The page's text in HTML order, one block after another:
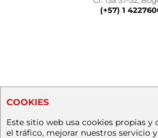
(+57) 1
COOKIES
Este sitio web usa cookies propias y
el tráfico, mejorar nuestros servicio